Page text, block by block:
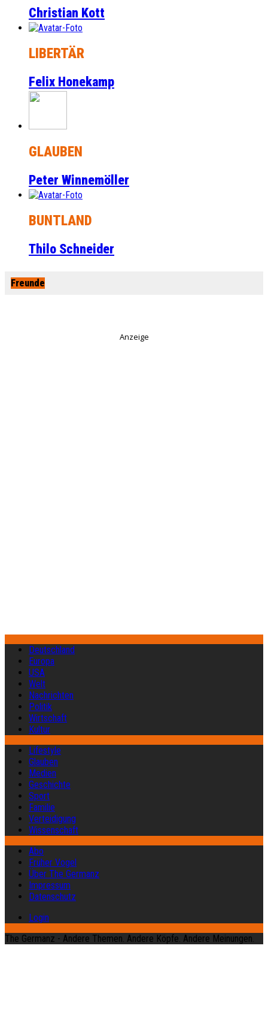
Christian Kott
LIBERTÄR
Felix Honekamp
GLAUBEN
Peter Winnemöller
BUNTLAND
Thilo Schneider
Freunde
Anzeige
Deutschland
Europa
USA
Welt
Nachrichten
Politik
Wirtschaft
Kultur
Lifestyle
Glauben
Medien
Geschichte
Sport
Familie
Verteidigung
Wissenschaft
Abo
Früher Vogel
Über The Germanz
Impressum
Datenschutz
Login
The Germanz - Andere Themen. Andere Köpfe. Andere Meinungen.